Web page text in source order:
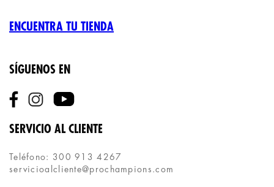
ENCUENTRA TU TIENDA
SÍGUENOS EN
SERVICIO AL CLIENTE
Teléfono: 300 913 4267
servicioalcliente@prochampions.com